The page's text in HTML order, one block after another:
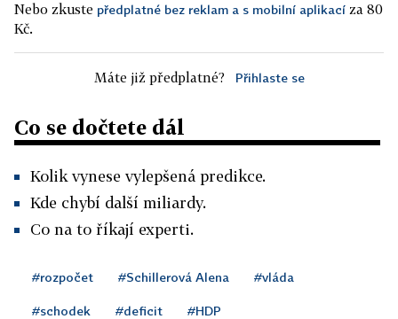
Nebo zkuste předplatné bez reklam a s mobilní aplikací za 80
Kč.
Máte již předplatné? Přihlaste se
Co se dočtete dál
Kolik vynese vylepšená predikce.
Kde chybí další miliardy.
Co na to říkají experti.
#rozpočet #Schillerová Alena #vláda
#schodek #deficit #HDP